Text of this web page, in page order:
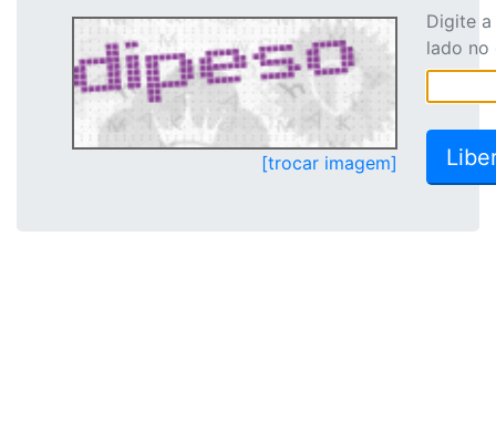
[trocar imagem]
Digite
lado no